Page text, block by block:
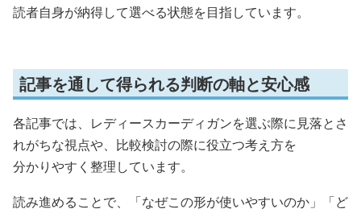
読者自身が納得して選べる状態を目指しています。
記事を通して得られる判断の軸と安心感
各記事では、レディースカーディガンを選ぶ際に見落とさ
れがちな視点や、比較検討の際に役立つ考え方を
分かりやすく整理しています。
読み進めることで、「なぜこの形が使いやすいのか」「ど